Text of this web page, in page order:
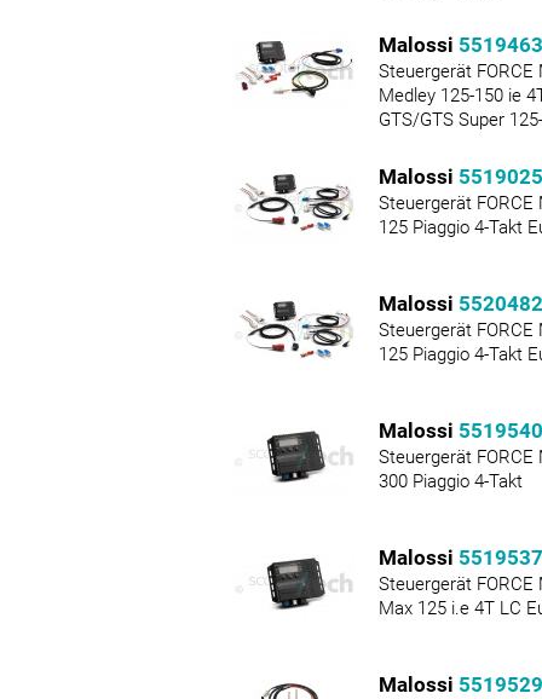
Malossi 5519463
Steuergerät FORCE
Medley 125-150 ie
GTS/GTS Super
Malossi 5519025
Steuergerät FORCE
125 Piaggio 4-Takt
Malossi 5520482
Steuergerät FORCE
125 Piaggio 4-Takt
Malossi 5519540
Steuergerät FORCE
300 Piaggio 4-Takt
Malossi 5519537
Steuergerät FORCE
Max 125 i.e 4T LC
Malossi 5519529